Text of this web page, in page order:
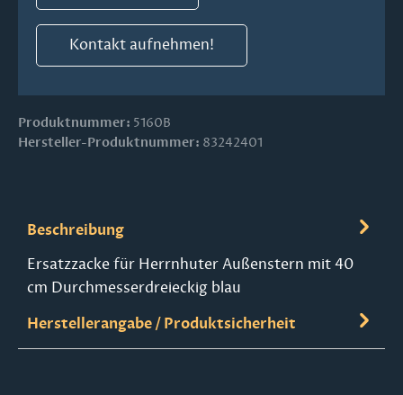
Kontakt aufnehmen!
Produktnummer: 5160B
Hersteller-Produktnummer: 83242401
Beschreibung
Ersatzzacke für Herrnhuter Außenstern mit 40
cm Durchmesserdreieckig blau
Herstellerangabe / Produktsicherheit